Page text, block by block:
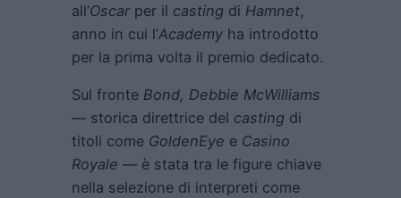
all’Oscarper il casting di Hamnet,
anno in cui l’Academy ha introdotto
per la prima volta il premio dedicato.
Sul fronte Bond, Debbie McWilliams
— storica direttrice del casting di
titoli come GoldenEye e Casino
Royale — è stata tra le figure chiave
nella selezione di interpreti come